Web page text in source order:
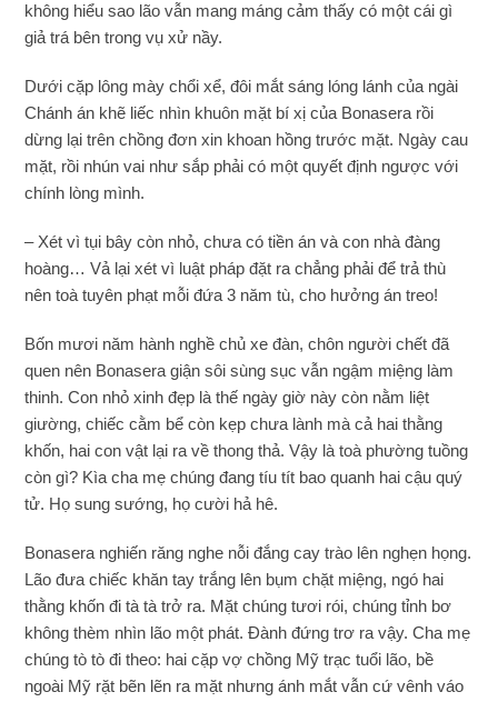
không hiểu sao lão vẫn mang máng cảm thấy có một cái gì
giả trá bên trong vụ xử nầy.
Dưới cặp lông mày chổi xể, đôi mắt sáng lóng lánh của ngài
Chánh án khẽ liếc nhìn khuôn mặt bí xị của Bonasera rồi
dừng lại trên chồng đơn xin khoan hồng trước mặt. Ngày cau
mặt, rồi nhún vai như sắp phải có một quyết định ngược với
chính lòng mình.
– Xét vì tụi bây còn nhỏ, chưa có tiền án và con nhà đàng
hoàng… Vả lại xét vì luật pháp đặt ra chẳng phải để trả thù
nên toà tuyên phạt mỗi đứa 3 năm tù, cho hưởng án treo!
Bốn mươi năm hành nghề chủ xe đàn, chôn người chết đã
quen nên Bonasera giận sôi sùng sục vẫn ngậm miệng làm
thinh. Con nhỏ xinh đẹp là thế ngày giờ này còn nằm liệt
giường, chiếc cằm bể còn kẹp chưa lành mà cả hai thằng
khốn, hai con vật lại ra về thong thả. Vậy là toà phường tuồng
còn gì? Kìa cha mẹ chúng đang tíu tít bao quanh hai cậu quý
tử. Họ sung sướng, họ cười hả hê.
Bonasera nghiến răng nghe nỗi đắng cay trào lên nghẹn họng.
Lão đưa chiếc khăn tay trắng lên bụm chặt miệng, ngó hai
thằng khốn đi tà tà trở ra. Mặt chúng tươi rói, chúng tỉnh bơ
không thèm nhìn lão một phát. Đành đứng trơ ra vậy. Cha mẹ
chúng tò tò đi theo: hai cặp vợ chồng Mỹ trạc tuổi lão, bề
ngoài Mỹ rặt bẽn lẽn ra mặt nhưng ánh mắt vẫn cứ vênh váo